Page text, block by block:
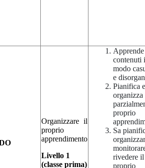
Organizzare il
proprio
apprendimento
Livello 1
(classe prima)
contenuti
modo
e
Pianifica
organizza
proprio
Sa
rivedere il
proprio